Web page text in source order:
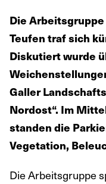
Die
Teufen traf sich
Diskutiert wurde
Galler
Nordost“. Im
standen die
Vegetation,
Die Arbeitsgruppe